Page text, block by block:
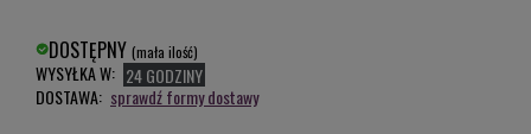
DOSTĘPNY (mała ilość)
WYSYŁKA W: 24 GODZINY
DOSTAWA: sprawdź formy dostawy